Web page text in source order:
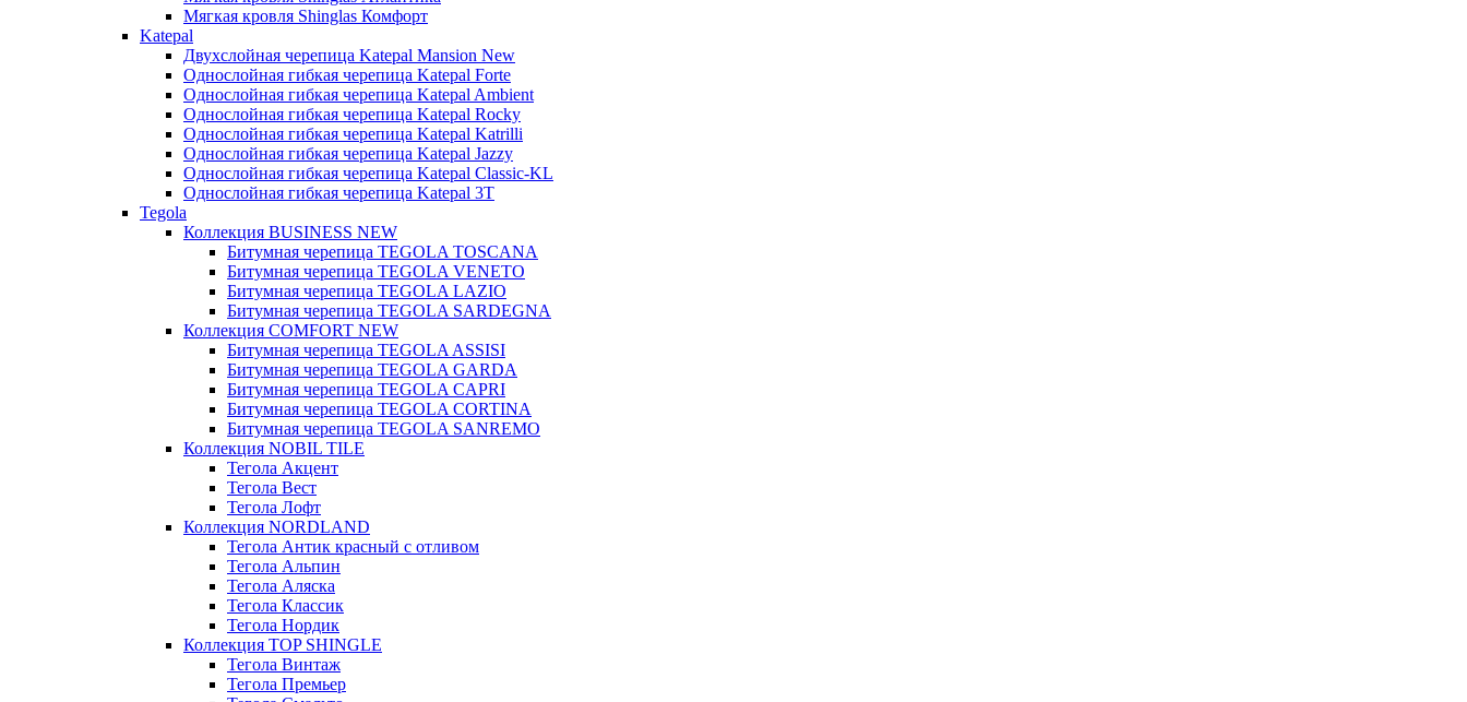
Мягкая кровля Shinglas Комфорт
Katepal
Двухслойная черепица Katepal Mansion New
Однослойная гибкая черепица Katepal Forte
Однослойная гибкая черепица Katepal Ambient
Однослойная гибкая черепица Katepal Rocky
Однослойная гибкая черепица Katepal Katrilli
Однослойная гибкая черепица Katepal Jazzy
Однослойная гибкая черепица Katepal Classic-KL
Однослойная гибкая черепица Katepal 3T
Tegola
Коллекция BUSINESS NEW
Битумная черепица TEGOLA TOSCANA
Битумная черепица TEGOLA VENETO
Битумная черепица TEGOLA LAZIO
Битумная черепица TEGOLA SARDEGNA
Коллекция COMFORT NEW
Битумная черепица TEGOLA ASSISI
Битумная черепица TEGOLA GARDA
Битумная черепица TEGOLA CAPRI
Битумная черепица TEGOLA CORTINA
Битумная черепица TEGOLA SANREMO
Коллекция NOBIL TILE
Тегола Акцент
Тегола Вест
Тегола Лофт
Коллекция NORDLAND
Тегола Антик красный с отливом
Тегола Альпин
Тегола Аляска
Тегола Классик
Тегола Нордик
Коллекция TOP SHINGLE
Тегола Винтаж
Тегола Премьер